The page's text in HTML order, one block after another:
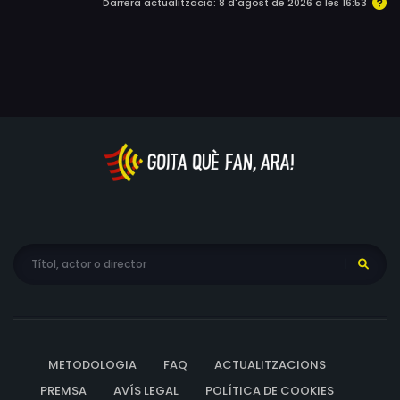
METODOLOGIA FAQ
ACTUALITZACIONS
PREMSA
AVÍS LEGAL POLÍTICA DE COOKIES